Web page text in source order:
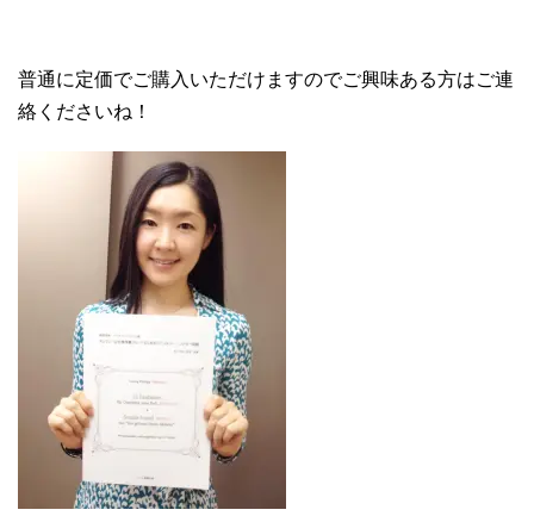
普通に定価でご購入いただけますのでご興味ある方はご連
絡くださいね！